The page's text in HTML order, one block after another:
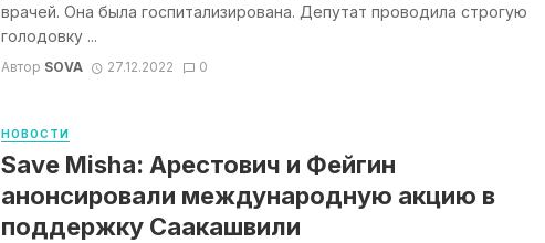
врачей. Она была госпитализирована. Депутат проводила строгую
голодовку ...
Автор SOVA 27.12.2022 0
НОВОСТИ
Save Misha: Арестович и Фейгин
анонсировали международную акцию в
поддержку Саакашвили